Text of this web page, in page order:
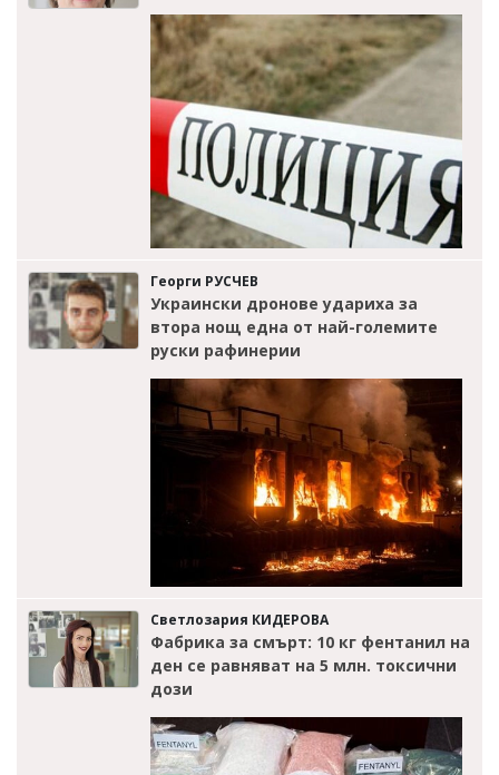
Георги РУСЧЕВ
Украински дронове удариха за
втора нощ една от най-големите
руски рафинерии
Светлозария КИДЕРОВА
Фабрика за смърт: 10 кг фентанил на
ден се равняват на 5 млн. токсични
дози